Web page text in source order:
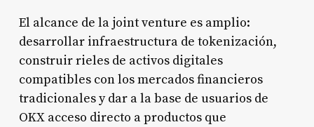
El alcance de la joint venture es amplio:
desarrollar infraestructura de tokenización,
construir rieles de activos digitales
compatibles con los mercados financieros
tradicionales y dar a la base de usuarios de
OKX acceso directo a productos que